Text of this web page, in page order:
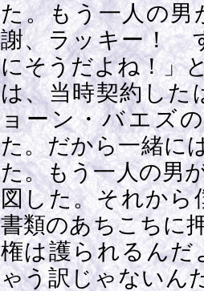
た。もう一人の男
謝、ラッキー！
にそうだよね！」
は、当時契約した
ョーン・バエズ
た。だから一緒に
た。もう一人の男
図した。それか
書類のあちこちに
権は護られるんだ
ゃう訳じゃないん